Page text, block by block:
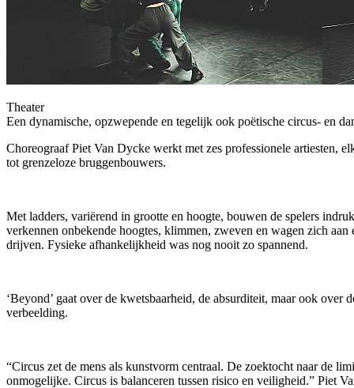
Theater
Een dynamische, opzwepende en tegelijk ook poëtische circus- en
Choreograaf Piet Van Dycke werkt met zes professionele artiesten,
tot grenzeloze bruggenbouwers.
Met ladders, variërend in grootte en hoogte, bouwen de spelers
verkennen onbekende hoogtes, klimmen, zweven en wagen zich
drijven. Fysieke afhankelijkheid was nog nooit zo spannend.
‘Beyond’ gaat over de kwetsbaarheid, de absurditeit, maar ook
verbeelding.
“Circus zet de mens als kunstvorm centraal. De zoektocht naar de
onmogelijke. Circus is balanceren tussen risico en veiligheid.” Piet